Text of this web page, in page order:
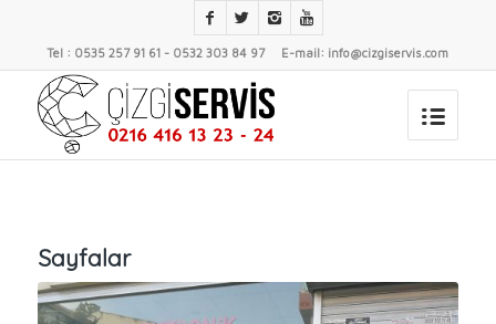
Tel : 0535 257 91 61 - 0532 303 84 97 E-mail: info@cizgiservis.com
Sayfalar